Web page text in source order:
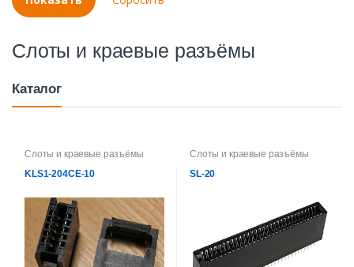
Слоты и краевые разъёмы
Каталог
Слоты и краевые разъёмы
KLS1-204CE-10
Слоты и краевые разъёмы
SL-20